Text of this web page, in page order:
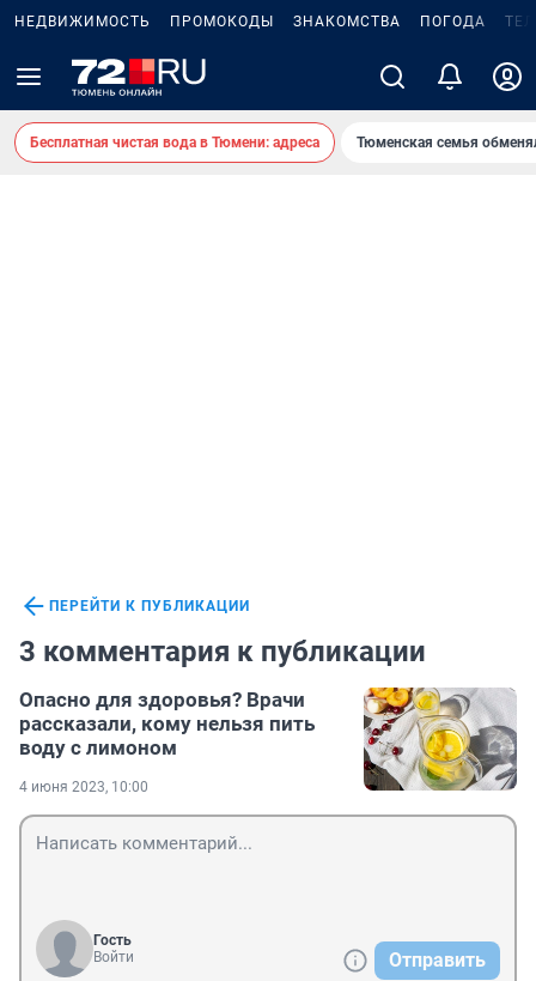
НЕДВИЖИМОСТЬ ПРОМОКОДЫ ЗНАКОМСТВА ПОГОДА
Бесплатная чистая вода в Тюмени: адреса Тюменская семья
ПЕРЕЙТИ К ПУБЛИКАЦИИ
3 комментария к публикации
Опасно для здоровья? Врачи
рассказали, кому нельзя пить
воду с лимоном
4 июня 2023, 10:00
Гость
Войти
Отправить